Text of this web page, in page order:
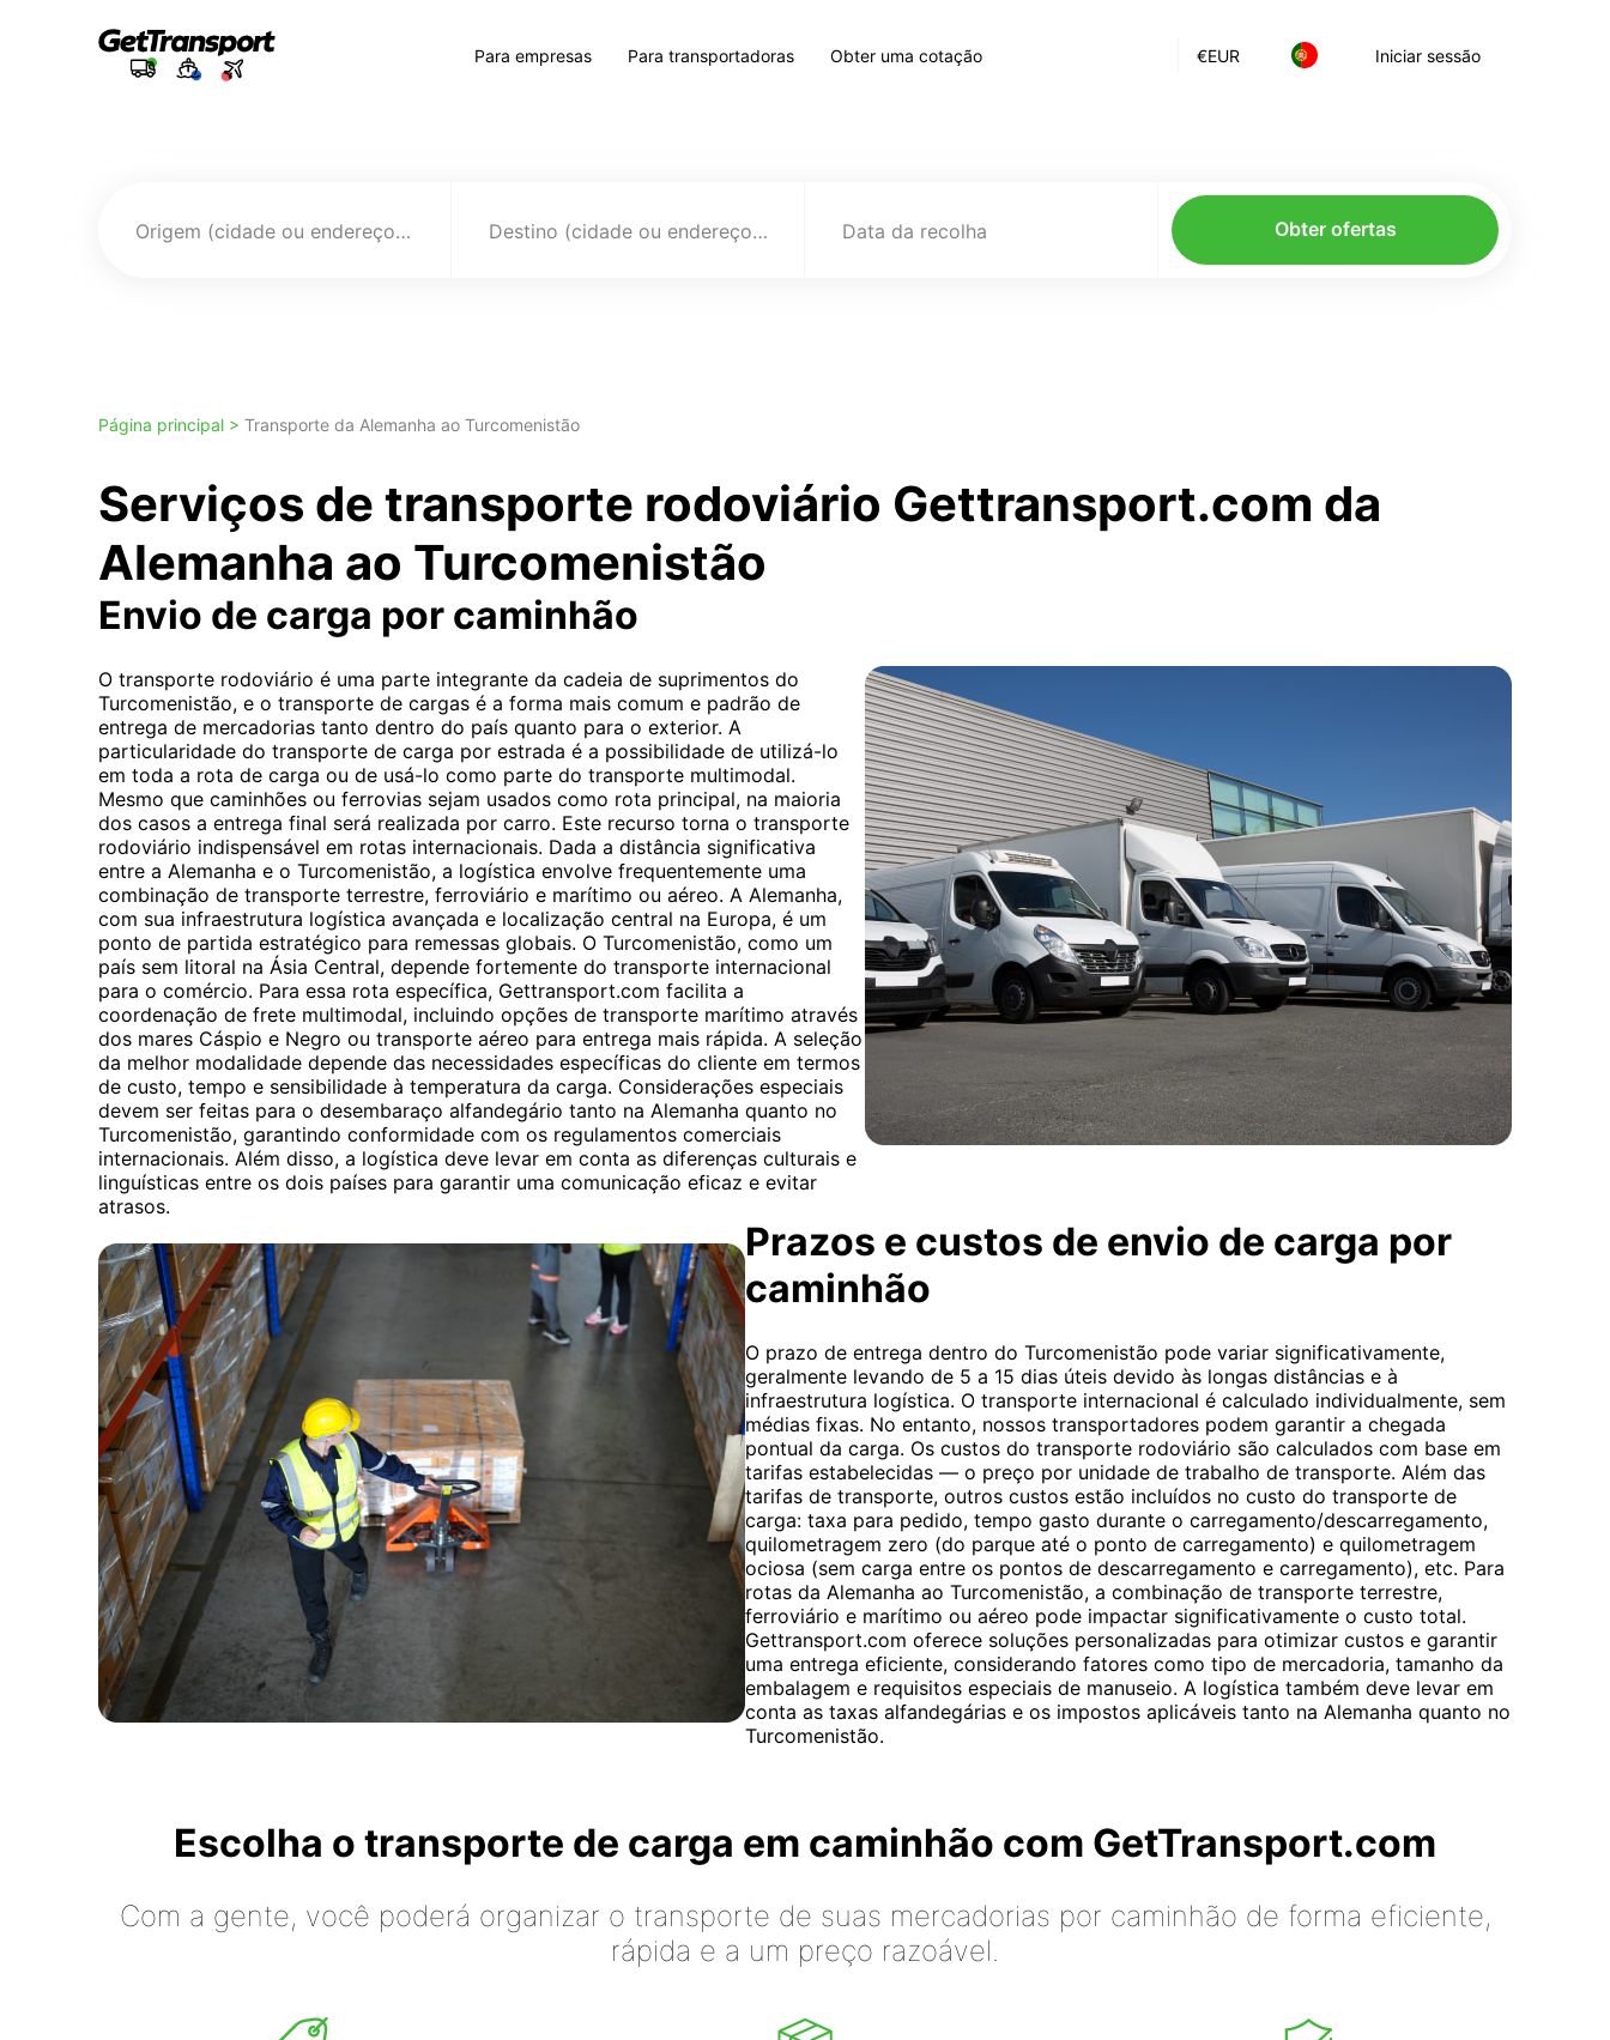
€EUR Iniciar sessão
Para empresas Para transportadoras Obter uma cotação
Origem (cidade ou endereço) Destino (cidade ou endereço) Data da recolha Obter ofertas
Página principal > Transporte da Alemanha ao Turcomenistão
Serviços de transporte rodoviário Gettransport.com da
Alemanha ao Turcomenistão
Envio de carga por caminhão
O transporte rodoviário é uma parte integrante da cadeia de suprimentos do
Turcomenistão, e o transporte de cargas é a forma mais comum e padrão de
entrega de mercadorias tanto dentro do país quanto para o exterior. A
particularidade do transporte de carga por estrada é a possibilidade de utilizá-lo
em toda a rota de carga ou de usá-lo como parte do transporte multimodal.
Mesmo que caminhões ou ferrovias sejam usados ​​como rota principal, na maioria
dos casos a entrega final será realizada por carro. Este recurso torna o transporte
rodoviário indispensável em rotas internacionais. Dada a distância significativa
entre a Alemanha e o Turcomenistão, a logística envolve frequentemente uma
combinação de transporte terrestre, ferroviário e marítimo ou aéreo. A Alemanha,
com sua infraestrutura logística avançada e localização central na Europa, é um
ponto de partida estratégico para remessas globais. O Turcomenistão, como um
país sem litoral na Ásia Central, depende fortemente do transporte internacional
para o comércio. Para essa rota específica, Gettransport.com facilita a
coordenação de frete multimodal, incluindo opções de transporte marítimo através
dos mares Cáspio e Negro ou transporte aéreo para entrega mais rápida. A seleção
da melhor modalidade depende das necessidades específicas do cliente em termos
de custo, tempo e sensibilidade à temperatura da carga. Considerações especiais
devem ser feitas para o desembaraço alfandegário tanto na Alemanha quanto no
Turcomenistão, garantindo conformidade com os regulamentos comerciais
internacionais. Além disso, a logística deve levar em conta as diferenças culturais e
linguísticas entre os dois países para garantir uma comunicação eficaz e evitar
atrasos.
Prazos e custos de envio de carga por
caminhão
O prazo de entrega dentro do Turcomenistão pode variar significativamente,
geralmente levando de 5 a 15 dias úteis devido às longas distâncias e à
infraestrutura logística. O transporte internacional é calculado individualmente, sem
médias fixas. No entanto, nossos transportadores podem garantir a chegada
pontual da carga. Os custos do transporte rodoviário são calculados com base em
tarifas estabelecidas — o preço por unidade de trabalho de transporte. Além das
tarifas de transporte, outros custos estão incluídos no custo do transporte de
carga: taxa para pedido, tempo gasto durante o carregamento/descarregamento,
quilometragem zero (do parque até o ponto de carregamento) e quilometragem
ociosa (sem carga entre os pontos de descarregamento e carregamento), etc. Para
rotas da Alemanha ao Turcomenistão, a combinação de transporte terrestre,
ferroviário e marítimo ou aéreo pode impactar significativamente o custo total.
Gettransport.com oferece soluções personalizadas para otimizar custos e garantir
uma entrega eficiente, considerando fatores como tipo de mercadoria, tamanho da
embalagem e requisitos especiais de manuseio. A logística também deve levar em
conta as taxas alfandegárias e os impostos aplicáveis ​​tanto na Alemanha quanto no
Turcomenistão.
Escolha o transporte de carga em caminhão com GetTransport.com
Com a gente, você poderá organizar o transporte de suas mercadorias por caminhão de forma eficiente,
rápida e a um preço razoável.